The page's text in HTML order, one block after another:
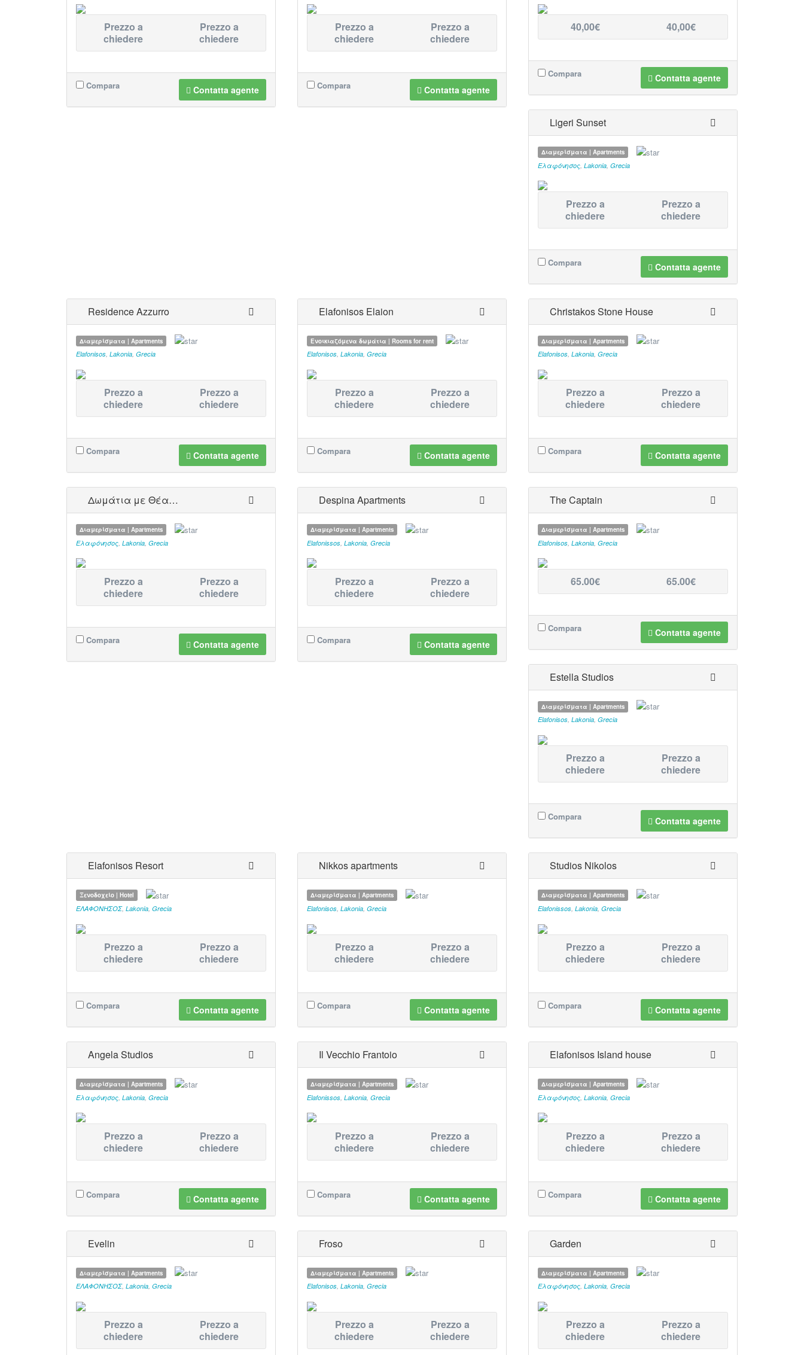
Prezzo a
chiedere
Prezzo a
chiedere
Contatta agente
Compara
Prezzo a
chiedere
Prezzo a
chiedere
Contatta agente
Compara
40,00€ 40,00€
Contatta agente
Compara
Ligeri Sunset
Διαμερίσματα | Apartments
Ελαφόνησος Lakonia Grecia
Prezzo a
chiedere
Prezzo a
chiedere
Contatta agente
Compara
Residence Azzurro
Διαμερίσματα | Apartments
Elafonisos, Lakonia, Grecia
Prezzo a
chiedere
Prezzo a
chiedere
Contatta agente
Compara
Elafonisos Elaion
Ενοικιαζόμενα δωμάτια | Rooms for rent
Elafonisos, Lakonia, Grecia
Prezzo a
chiedere
Prezzo a
chiedere
Contatta agente
Compara
Christakos Stone House
Διαμερίσματα | Apartments
Elafonisos, Lakonia, Grecia
Prezzo a
chiedere
Prezzo a
chiedere
Contatta agente
Compara
Δωμάτια με Θέα…
Διαμερίσματα | Apartments
Ελαφόνησος Lakonia Grecia
Prezzo a
chiedere
Prezzo a
chiedere
Contatta agente
Compara
Despina Apartments
Διαμερίσματα | Apartments
Elafonissos Lakonia Grecia
Prezzo a
chiedere
Prezzo a
chiedere
Contatta agente
Compara
The Captain
Διαμερίσματα | Apartments
Elafonisos Lakonia Grecia
65.00€ 65.00€
Contatta agente
Compara
Estella Studios
Διαμερίσματα | Apartments
Elafonisos, Lakonia, Grecia
Prezzo a
chiedere
Prezzo a
chiedere
Contatta agente
Compara
Elafonisos Resort
Ξενοδοχείο | Hotel
ΕΛΑΦΟΝΗΣΟΣ, Lakonia Grecia
Prezzo a
chiedere
Prezzo a
chiedere
Contatta agente
Compara
Nikkos apartments
Διαμερίσματα | Apartments
Elafonisos Lakonia Grecia
Prezzo a
chiedere
Prezzo a
chiedere
Contatta agente
Compara
Studios Nikolos
Διαμερίσματα | Apartments
Elafonissos Lakonia Grecia
Prezzo a
chiedere
Prezzo a
chiedere
Contatta agente
Compara
Angela Studios
Διαμερίσματα | Apartments
Ελαφόνησος Lakonia Grecia
Prezzo a
chiedere
Prezzo a
chiedere
Contatta agente
Compara
Il Vecchio Frantoio
Διαμερίσματα | Apartments
Elafonissos Lakonia Grecia
Prezzo a
chiedere
Prezzo a
chiedere
Contatta agente
Compara
Elafonisos Island house
Διαμερίσματα | Apartments
Ελαφόνησος Lakonia Grecia
Prezzo a
chiedere
Prezzo a
chiedere
Contatta agente
Compara
Evelin
Διαμερίσματα | Apartments
ΕΛΑΦΟΝΗΣΟΣ, Lakonia, Grecia
Prezzo a
chiedere
Prezzo a
chiedere
Froso
Διαμερίσματα | Apartments
Elafonisos, Lakonia, Grecia
Prezzo a
chiedere
Prezzo a
chiedere
Garden
Διαμερίσματα | Apartments
Ελαφόνησος, Lakonia, Grecia
Prezzo a
chiedere
Prezzo a
chiedere